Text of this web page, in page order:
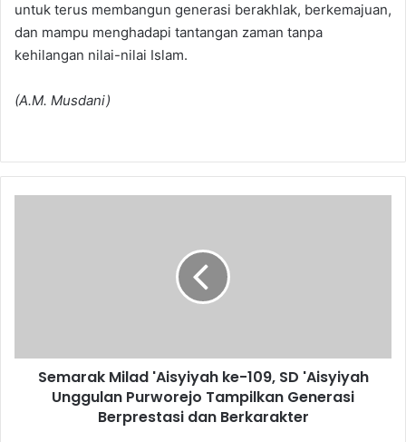
untuk terus membangun generasi berakhlak, berkemajuan,
dan mampu menghadapi tantangan zaman tanpa
kehilangan nilai-nilai Islam.
(A.M. Musdani)
Purworejo
Tampilkan
Generasi
Semarak Milad 'Aisyiyah ke-109, SD 'Aisyiyah
Unggulan Purworejo Tampilkan Generasi
Berprestasi dan Berkarakter